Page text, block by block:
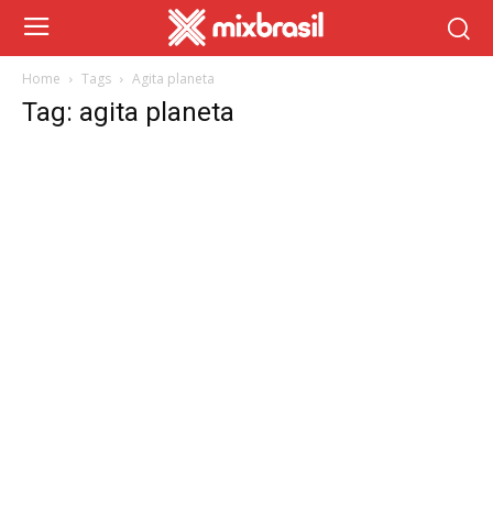
Home Tags Agita planeta
Tag: agita planeta